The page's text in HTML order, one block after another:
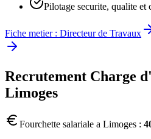
Pilotage securite, qualite et
Fiche metier : Directeur de Travaux
Recrutement Charge
Limoges
Fourchette salariale a Limoges :